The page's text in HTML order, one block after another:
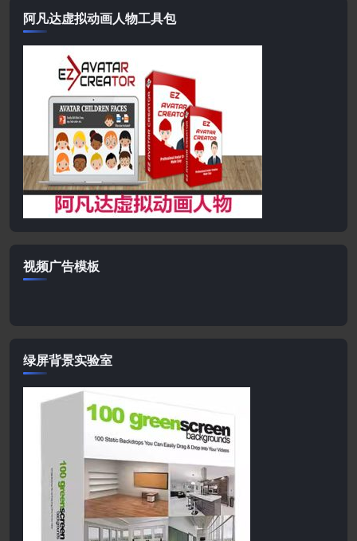
阿凡达虚拟动画人物工具包
视频广告模板
绿屏背景实验室